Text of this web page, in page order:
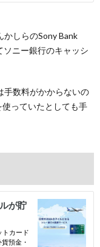
かしらのSony Bank
ニー銀行のキャッシ
手数料がかからないの
使っていたとしても手